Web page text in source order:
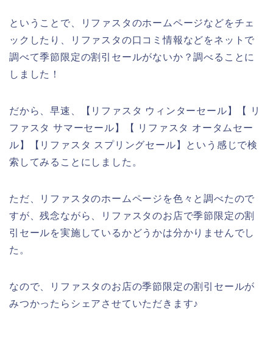
ということで、リファスタのホームページなどをチェ
ックしたり、リファスタの口コミ情報などをネットで
調べて季節限定の割引セールがないか？調べることに
しました！
だから、早速、【リファスタ ウィンターセール】【 リ
ファスタ サマーセール】【 リファスタ オータムセー
ル】【リファスタ スプリングセール】という感じで検
索してみることにしました。
ただ、リファスタのホームページを色々と調べたので
すが、残念ながら、リファスタのお店で季節限定の割
引セールを実施しているかどうかは分かりませんでし
た。
なので、リファスタのお店の季節限定の割引セールが
みつかったらシェアさせていただきます♪